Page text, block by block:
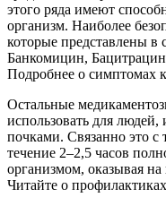
этого ряда имеют
организм. Наиболее
которые представлены в
Банкомицин,
Подробнее о симптомах
Остальные
использовать для
почками. Связанно это с
течение 2–2,5 часов
организмом, оказывая на
Читайте о